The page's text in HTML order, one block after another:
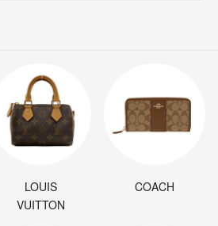
LOUIS
VUITTON
COACH